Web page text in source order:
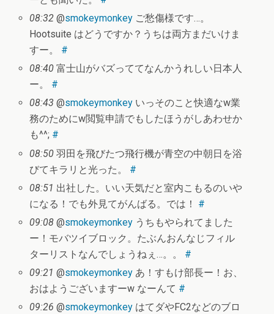
08:32 @smokeymonkey ご愁傷様です…。
Hootsuite はどうですか？うちは両方まだいけま
すー。 #
08:40 富士山がバズっててなんかうれしい日本人
ー。 #
08:43 @smokeymonkey いっそのこと快適なw業
務のためにw閲覧申請でもしたほうがしあわせか
も^^; #
08:50 羽田を飛びたつ飛行機が青空の中朝日を浴
びてキラリと光った。 #
08:51 出社した。いい天気だと室内こもるのいや
になる！でも外見てがんばる。では！ #
09:08 @smokeymonkey うちもやられてました
ー！モバツイブロック。たぶんおんなじフィル
ターリストなんでしょうねぇ…。。 #
09:21 @smokeymonkey あ！すもけ部長ー！お、
おはようございますーw なーんて #
09:26 @smokeymonkey はてダやFC2などのブロ